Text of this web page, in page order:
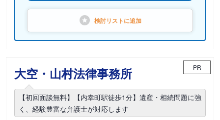
検討リストに追加
大空・山村法律事務所 PR
【初回面談無料】【内幸町駅徒歩1分】遺産・相続問題に強
く、経験豊富な弁護士が対応します